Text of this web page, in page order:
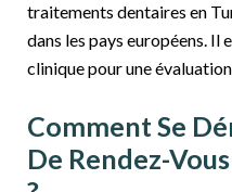
traitements dentaires en
dans les pays européens.
clinique pour une
Comment Se
De Rendez-